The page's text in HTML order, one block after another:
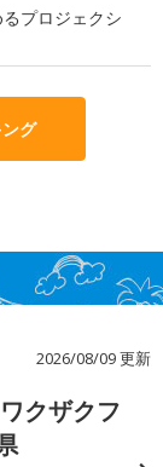
プロジェクシ
グ
2026/08/09 更新
クザクフ